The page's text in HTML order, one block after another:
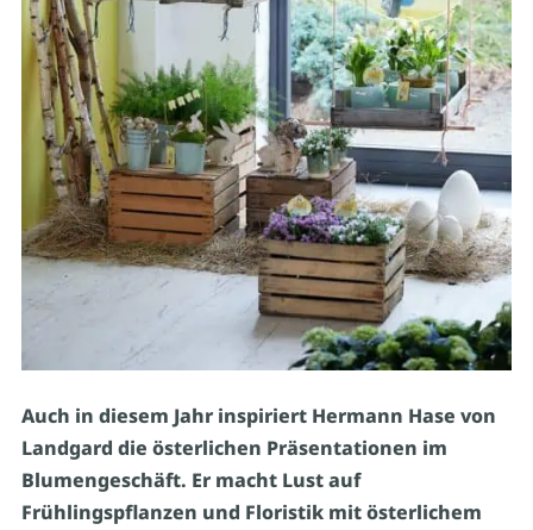
Auch in diesem Jahr inspiriert Hermann Hase von
Landgard die österlichen Präsentationen im
Blumengeschäft. Er macht Lust auf
Frühlingspflanzen und Floristik mit österlichem